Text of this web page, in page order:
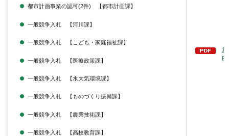
都市計画事業の認可(2件) 【都市計画課】
一般競争入札 【河川課】
一般競争入札 【こども・家庭福祉課】
一般競争入札 【医療政策課】
一般競争入札 【水大気環境課】
一般競争入札 【ものづくり振興課】
一般競争入札 【農業技術課】
一般競争入札 【高校教育課】
1
F